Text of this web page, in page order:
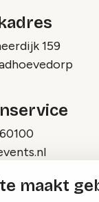
maakt
159